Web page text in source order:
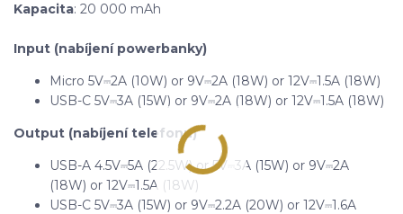
Kapacita: 20 000 mAh
Input (nabíjení powerbanky)
Micro 5V⎓2A (10W) or 9V⎓2A (18W) or 12V⎓1.5A (18W)
USB-C 5V⎓3A (15W) or 9V⎓2A (18W) or 12V⎓1.5A (18W)
Output (nabíjení telefonu)
USB-A 4.5V⎓5A (22.5W) or 5V⎓3A (15W) or 9V⎓2A
(18W) or 12V⎓1.5A (18W)
USB-C 5V⎓3A (15W) or 9V⎓2.2A (20W) or 12V⎓1.6A